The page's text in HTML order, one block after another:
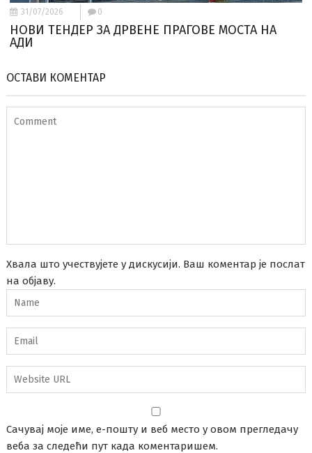
31/07/2026 0
НОВИ ТЕНДЕР ЗА ДРВЕНЕ ПРАГОВЕ МОСТА НА
АДИ
ОСТАВИ КОМЕНТАР
Хвала што учествујете у дискусији. Ваш коментар је послат
на објаву.
Сачувај моје име, е-пошту и веб место у овом прегледачу
веба за следећи пут када коментаришем.